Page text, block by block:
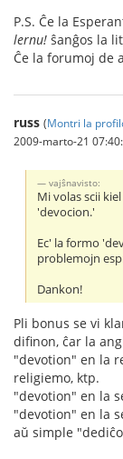
P.S. Ĉe la
lernu! ŝanĝos la
Ĉe la forumoj de
russ (Montri la
2009-marto-21
vajŝnavisto:
Mi volas scii
'devocion.'
Ec' la formo
problemojn
Dankon!
Pli bonus se vi
difinon, ĉar la
"devotion" en la
religiemo, ktp.
"devotion" en la
"devotion" en la
aŭ simple